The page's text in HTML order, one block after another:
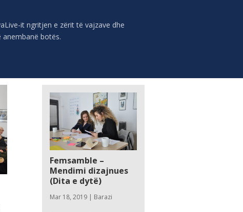
it ngritjen e zërit të vajzave dhe
botës.
Femsamble –
Mendimi dizajnues
(Dita e dytë)
Mar 18, 2019| Barazi